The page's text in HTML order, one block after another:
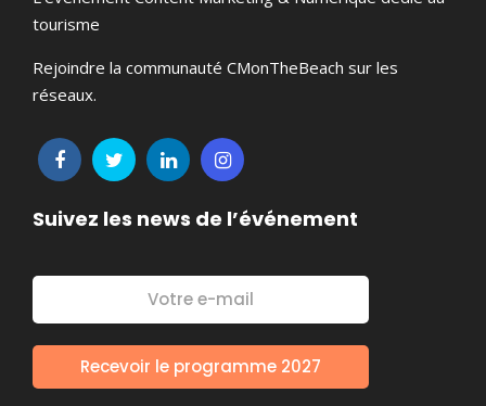
tourisme
Rejoindre la communauté CMonTheBeach sur les
réseaux.
Suivez les news de l’événement